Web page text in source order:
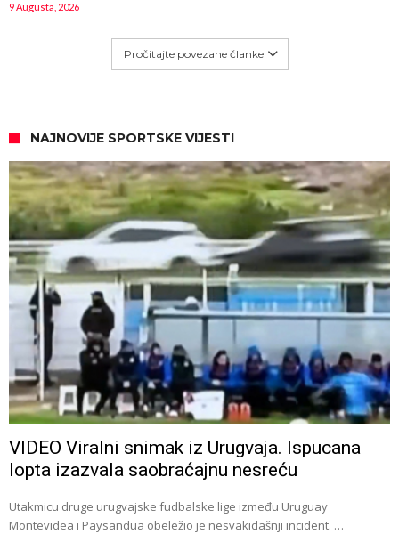
9 Augusta, 2026
Pročitajte povezane članke
NAJNOVIJE SPORTSKE VIJESTI
VIDEO Viralni snimak iz Urugvaja. Ispucana
lopta izazvala saobraćajnu nesreću
Utakmicu druge urugvajske fudbalske lige između Uruguay
Montevidea i Paysandua obeležio je nesvakidašnji incident. …